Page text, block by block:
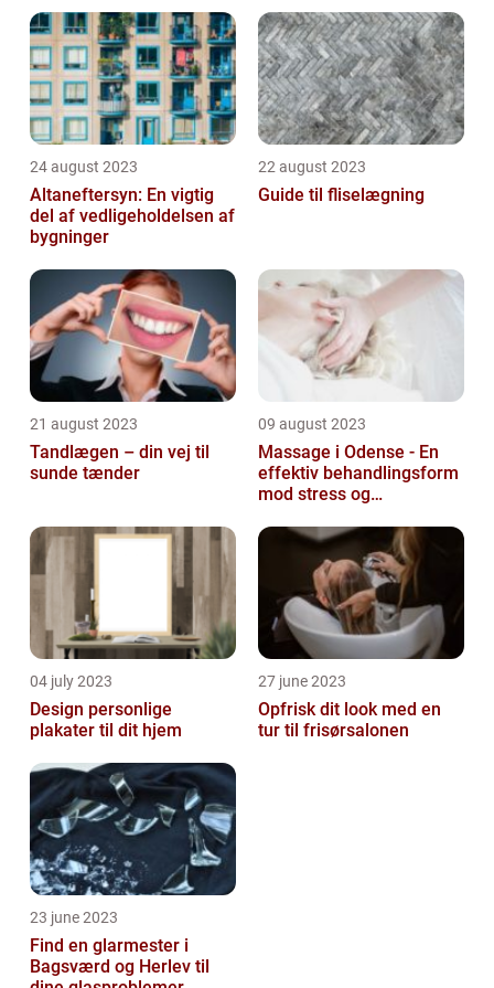
24 august 2023
Altaneftersyn: En vigtig
del af vedligeholdelsen af
bygninger
22 august 2023
Guide til fliselægning
21 august 2023
Tandlægen – din vej til
sunde tænder
09 august 2023
Massage i Odense - En
effektiv behandlingsform
mod stress og
04 july 2023
Design personlige
plakater til dit hjem
27 june 2023
Opfrisk dit look med en
tur til frisørsalonen
23 june 2023
Find en glarmester i
Bagsværd og Herlev til